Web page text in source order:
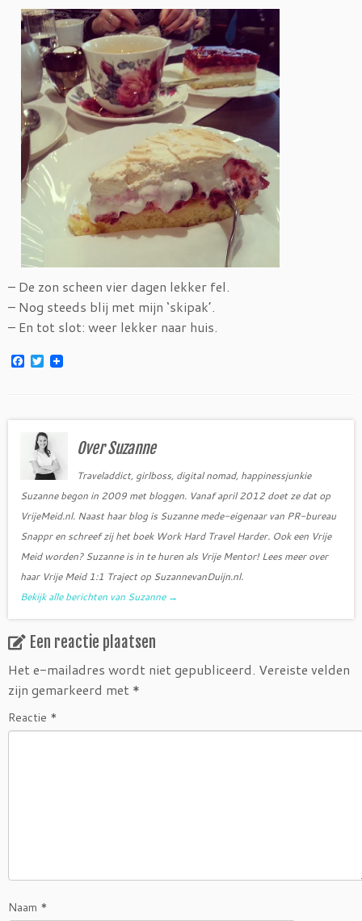
– De zon scheen vier dagen lekker fel.
– Nog steeds blij met mijn ‘skipak’.
– En tot slot: weer lekker naar huis.
F
o
T
w
e
r
Over Suzanne
Traveladdict, girlboss, digital nomad, happinessjunkie
Suzanne begon in 2009 met bloggen. Vanaf april 2012 doet ze dat op
VrijeMeid.nl. Naast haar blog is Suzanne mede-eigenaar van PR-bureau
Snappr en schreef zij het boek Work Hard Travel Harder. Ook een Vrije
Meid worden? Suzanne is in te huren als Vrije Mentor! Lees meer over
haar Vrije Meid 1:1 Traject op SuzannevanDuijn.nl.
Bekijk alle berichten van Suzanne →
Een reactie plaatsen
Het e-mailadres wordt niet gepubliceerd. Vereiste velden
zijn gemarkeerd met *
Reactie *
Naam *